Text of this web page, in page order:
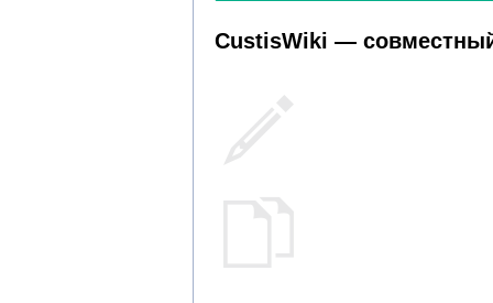
CustisWiki —